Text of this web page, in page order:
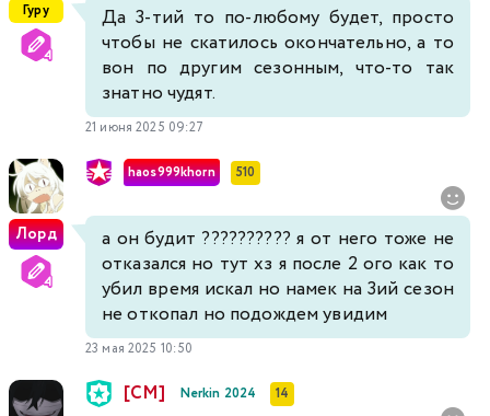
Гуру
Да 3-тий то по-любому будет, просто
чтобы не скатилось окончательно, а то
вон по другим сезонным, что-то так
знатно чудят.
21 июня 2025 09:27
Лорд
haos999khorn 510
а он будит ?????????? я от него тоже не
отказался но тут хз я после 2 ого как то
убил время искал но намек на 3ий сезон
не откопал но подождем увидим
23 мая 2025 10:50
[CM] Nerkin 2024 14